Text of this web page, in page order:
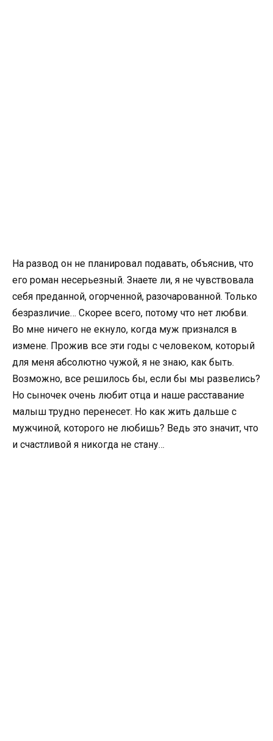
На развод он не планировал подавать, объяснив, что
его роман несерьезный. Знаете ли, я не чувствовала
себя преданной, огорченной, разочарованной. Только
безразличие… Скорее всего, потому что нет любви.
Во мне ничего не екнуло, когда муж признался в
измене. Прожив все эти годы с человеком, который
для меня абсолютно чужой, я не знаю, как быть.
Возможно, все решилось бы, если бы мы развелись?
Но сыночек очень любит отца и наше расставание
малыш трудно перенесет. Но как жить дальше с
мужчиной, которого не любишь? Ведь это значит, что
и счастливой я никогда не стану…